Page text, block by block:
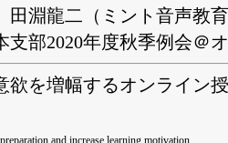
田淵龍二（ミント音声教
支部2020年度秋季例会＠
欲を増幅するオンライン
and increase learning motivation